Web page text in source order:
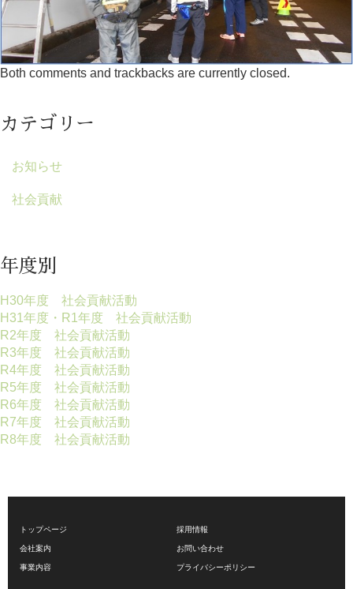
Both comments and trackbacks are currently closed.
カテゴリー
お知らせ
社会貢献
年度別
H30年度 社会貢献活動
H31年度・R1年度 社会貢献活動
R2年度 社会貢献活動
R3年度 社会貢献活動
R4年度 社会貢献活動
R5年度 社会貢献活動
R6年度 社会貢献活動
R7年度 社会貢献活動
R8年度 社会貢献活動
トップページ
会社案内
事業内容
採用情報
お問い合わせ
プライバシーポリシー